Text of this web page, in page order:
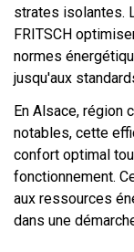
strates isolantes.
FRITSCH
normes
jusqu'aux
En Alsace, région
notables, cette
confort optimal
fonctionnement.
aux ressources
dans une